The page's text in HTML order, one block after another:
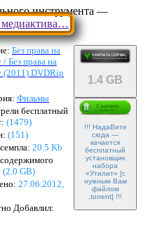
инструмента —
медиактива…
Без права на
Без права на
(2011) DVDRip
1.4 GB
!!! НадаВите
сюда —
качается
бесплатный
установщик
набора
«Утилит» [с
нужным Вам
файлом
.torrent] !!!
Фильмы
бесплатный
(1479)
(151 )
20.5 Kb
(2.0 GB)
27.06.2012,
Добавлил: